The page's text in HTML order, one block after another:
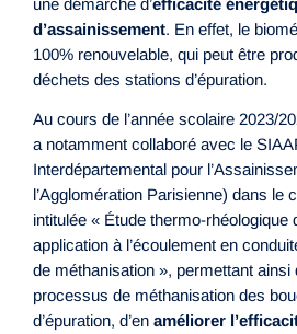
d’assainissement. En effet, le
100% renouvelable, qui peut être
déchets des stations d’épuration.
Au cours de l’année scolaire 2023/
a notamment collaboré avec le
Interdépartemental pour
l’Agglomération Parisienne) dans le
intitulée « Étude thermo-rhéologique
application à l’écoulement en
de méthanisation », permettant ainsi
processus de méthanisation des
d’épuration, d’en améliorer